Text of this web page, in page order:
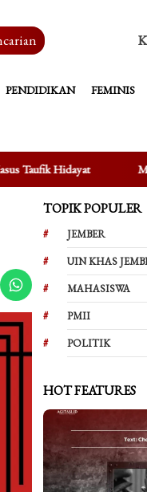
PENDIDIKAN FEMINIS
Mengungkap Fakta di
TOPIK POPULER
JEMBER
UIN KHAS
MAHASISWA
PMII
POLITIK
HOT FEATURES